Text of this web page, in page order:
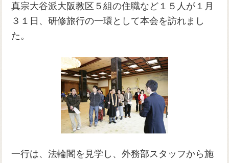
真宗大谷派大阪教区５組の住職など１５人が１月
３１日、研修旅行の一環として本会を訪れまし
た。
一行は、法輪閣を見学し、外務部スタッフから施